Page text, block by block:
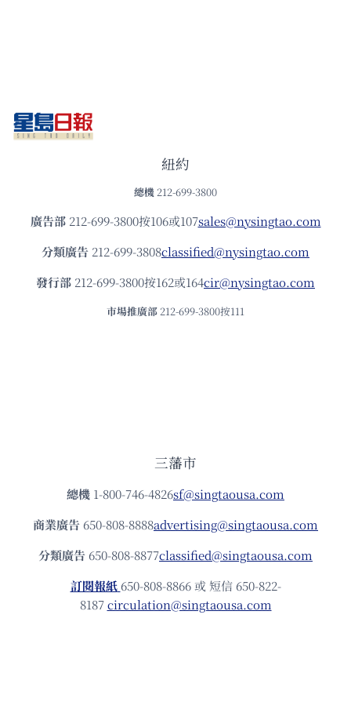
紐約
總機 212-699-3800
廣告部212-699-3800按106或107sales@nysingtao.com
分類廣告 212-699-3808classified@nysingtao.com
發⾏部 212-699-3800按162或164cir@nysingtao.com
市場推廣部 212-699-3800按111
三藩市
總機 1-800-746-4826sf@singtaousa.com
商業廣告 650-808-8888advertising@singtaousa.com
分類廣告 650-808-8877classified@singtaousa.com
訂閱報紙 650-808-8866 或 短信 650-822-
8187circulation@singtaousa.com